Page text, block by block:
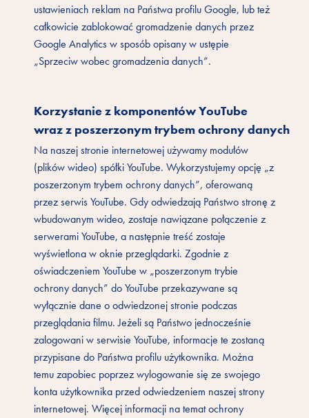
ustawieniach reklam na Państwa profilu Google, lub też
całkowicie zablokować gromadzenie danych przez
Google Analytics w sposób opisany w ustępie
„Sprzeciw wobec gromadzenia danych”.
Korzystanie z komponentów YouTube
wraz z poszerzonym trybem ochrony danych
Na naszej stronie internetowej używamy modułów
(plików wideo) spółki YouTube. Wykorzystujemy opcję „z
poszerzonym trybem ochrony danych”, oferowaną
przez serwis YouTube. Gdy odwiedzają Państwo stronę z
wbudowanym wideo, zostaje nawiązane połączenie z
serwerami YouTube, a następnie treść zostaje
wyświetlona w oknie przeglądarki. Zgodnie z
oświadczeniem YouTube w „poszerzonym trybie
ochrony danych” do YouTube przekazywane są
wyłącznie dane o odwiedzonej stronie podczas
przeglądania filmu. Jeżeli są Państwo jednocześnie
zalogowani w serwisie YouTube, informacje te zostaną
przypisane do Państwa profilu użytkownika. Można
temu zapobiec poprzez wylogowanie się ze swojego
konta użytkownika przed odwiedzeniem naszej strony
internetowej. Więcej informacji na temat ochrony